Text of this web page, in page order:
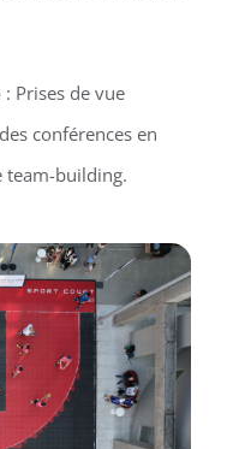
: Prises de vue
conférences en
team-building.